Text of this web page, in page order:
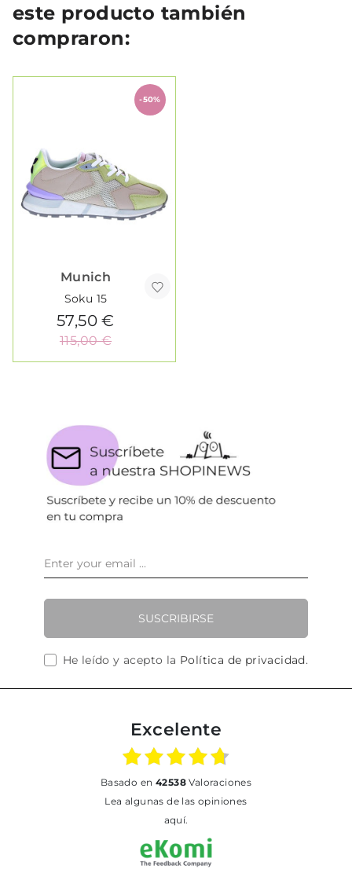
este producto también
compraron:
-50%
Munich
Soku 15
57,50 €
115,00 €
SUSCRIBIRSE
He leído y acepto la Política de privacidad.
Excelente
basado en 42538Valoraciones
Lea algunas de las opiniones
aquí.